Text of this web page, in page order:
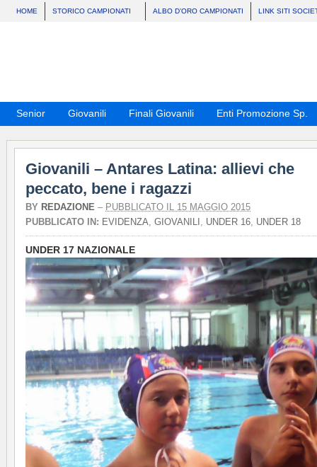
HOME STORICO CAMPIONATI ALBO D’ORO CAMPIONATI LINK SITI
Senior Giovanili Finali Giovanili Enti Promozione Sp.
Giovanili – Antares Latina: allievi che
peccato, bene i ragazzi
BY REDAZIONE – PUBBLICATO IL 15 MAGGIO 2015
PUBBLICATO IN: EVIDENZA, GIOVANILI , UNDER 16, UNDER 18
UNDER 17 NAZIONALE